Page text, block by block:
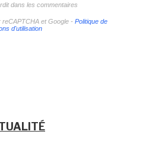
dans les commentaires
et Google - Politique de
d'utilisation